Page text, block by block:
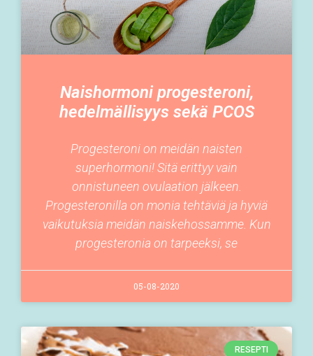
Naishormoni progesteroni,
hedelmällisyys sekä PCOS
Progesteroni on meidän naisten
superhormoni! Sitä erittyy vain
onnistuneen ovulaation jälkeen.
Progesteronilla on monia tehtäviä ja hyviä
vaikutuksia meidän naiskehossamme. Kun
progesteronia on tarpeeksi, se
05-08-2020
RESEPTI